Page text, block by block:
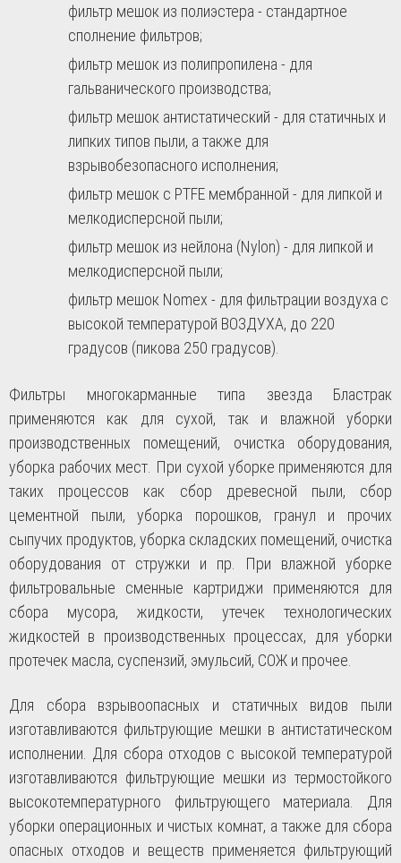
фильтр мешок из полиэстера - стандартное
сполнение фильтров;
фильтр мешок из полипропилена - для
гальванического производства;
фильтр мешок антистатический - для статичных и
липких типов пыли, а также для
взрывобезопасного исполнения;
фильтр мешок с PTFE мембранной - для липкой и
мелкодисперсной пыли;
фильтр мешок из нейлона (Nylon) - для липкой и
мелкодисперсной пыли;
фильтр мешок Nomex - для фильтрации воздуха с
высокой температурой ВОЗДУХА, до 220
градусов (пикова 250 градусов).
Фильтры многокарманные типа звезда Бластрак
применяются как для сухой, так и влажной уборки
производственных помещений, очистка оборудования,
уборка рабочих мест. При сухой уборке применяются для
таких процессов как сбор древесной пыли, сбор
цементной пыли, уборка порошков, гранул и прочих
сыпучих продуктов, уборка складских помещений, очистка
оборудования от стружки и пр. При влажной уборке
фильтровальные сменные картриджи применяются для
сбора мусора, жидкости, утечек технологических
жидкостей в производственных процессах, для уборки
протечек масла, суспензий, эмульсий, СОЖ и прочее.
Для сбора взрывоопасных и статичных видов пыли
изготавливаются фильтрующие мешки в антистатическом
исполнении. Для сбора отходов с высокой температурой
изготавливаются фильтрующие мешки из термостойкого
высокотемпературного фильтрующего материала. Для
уборки операционных и чистых комнат, а также для сбора
опасных отходов и веществ применяется фильтрующий